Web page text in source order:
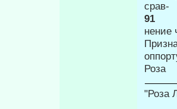
срав-
91
нение
Роза
"Роза